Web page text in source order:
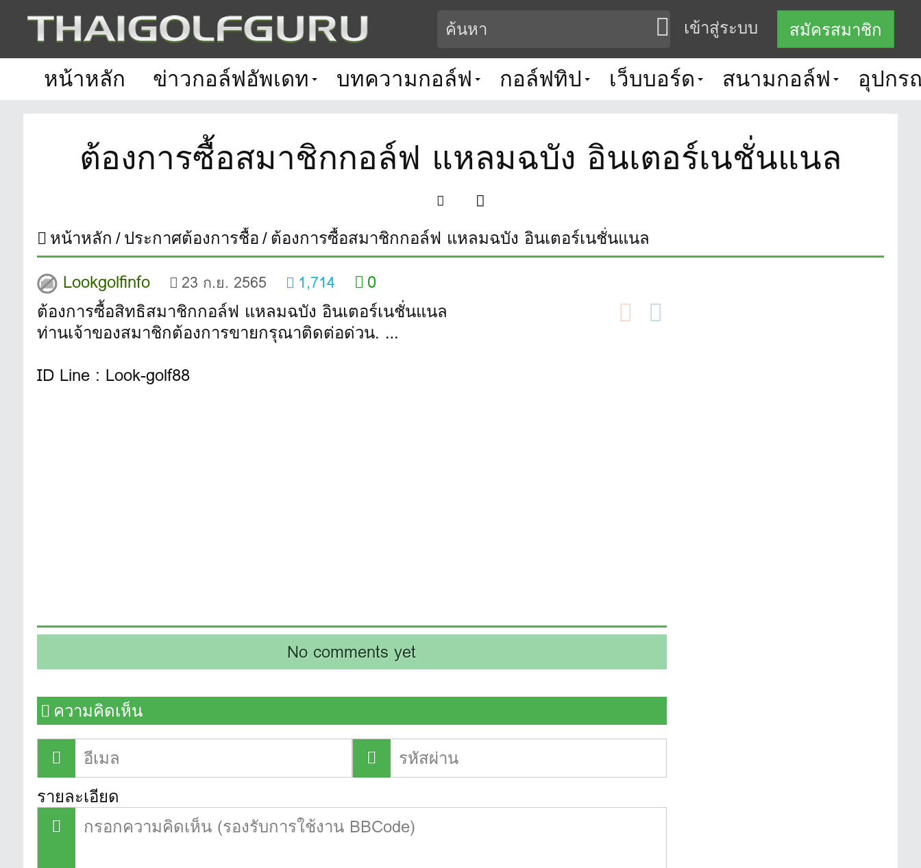
เข้าสู่ระบบ สมัครสมาชิก
หน้าหลัก ข่าวกอล์ฟอัพเดท บทความกอล์ฟ กอล์ฟทิป เว็บบอร์ด สนามกอล์ฟ อุปก
ต้องการซื้อสมาชิกกอล์ฟ แหลมฉบัง อินเตอร์เนชั่นแนล
หน้าหลัก ประกาศต้องการชื้อ ต้องการซื้อสมาชิกกอล์ฟ แหลมฉบัง อินเตอร์เนชั่นแนล
Lookgolfinfo
23 ก.ย. 2565 1,714
0
ต้องการซื้อสิทธิสมาชิกกอล์ฟ แหลมฉบัง อินเตอร์เนชั่นแนล
ท่านเจ้าของสมาชิกต้องการขายกรุณาติดต่อด่วน. …
ID Line : Look-golf88
No comments yet
ความคิดเห็น
รายละเอียด